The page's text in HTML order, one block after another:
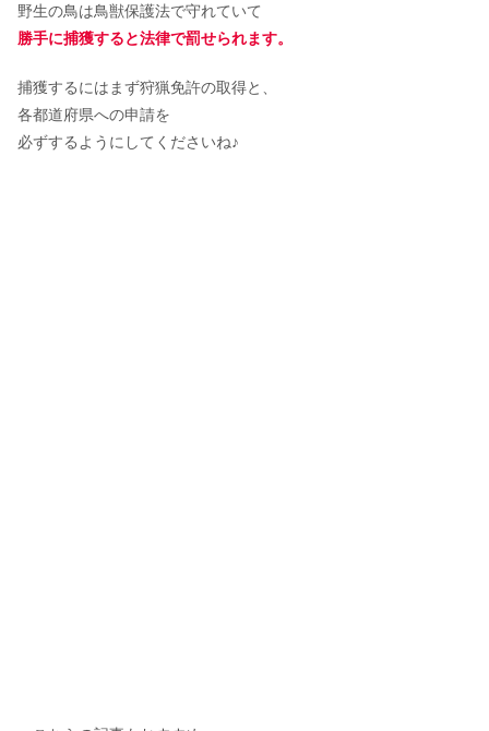
野生の鳥は鳥獣保護法で守れていて
勝手に捕獲すると法律で罰せられます。
捕獲するにはまず狩猟免許の取得と、
各都道府県への申請を
必ずするようにしてくださいね♪